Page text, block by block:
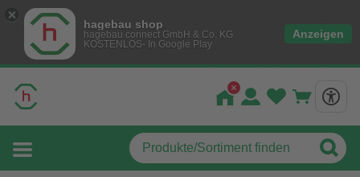
hagebau shop
hagebau connect GmbH & Co. KG
KOSTENLOS- In Google Play
Anzeigen